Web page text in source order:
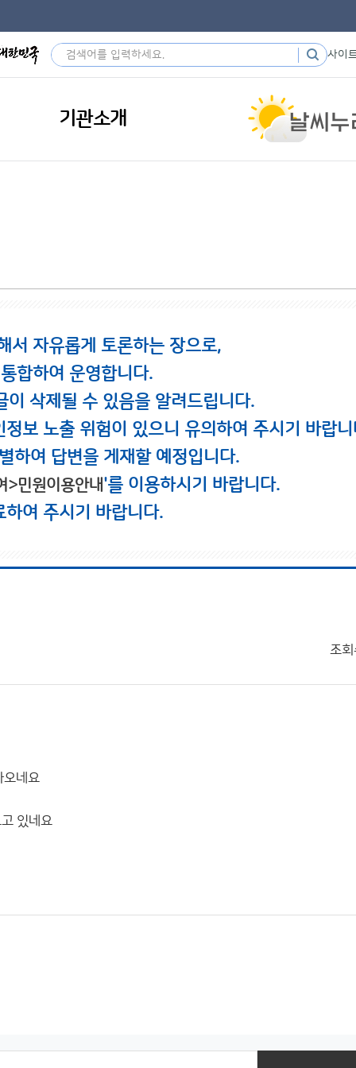
사이
기관소개
서 자유롭게 토론하는 장으로,
합하여 운영합니다.
삭제될 수 있음을 알려드립니다.
보 노출 위험이 있으니 유의하여 주시기 바랍니
하여 답변을 게재할 예정입니다.
>민원이용안내'를 이용하시기 바랍니다.
여 주시기 바랍니다.
조회
오네요
있네요